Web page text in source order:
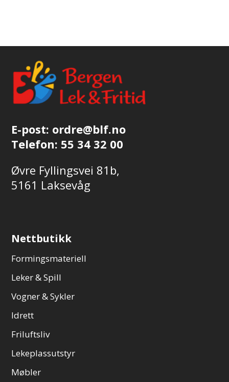
E-post: ordre@blf.no
Telefon: 55 34 32 00
Øvre Fyllingsvei 81b,
5161 Laksevåg
Nettbutikk
Formingsmateriell
Leker & Spill
Vogner & Sykler
Idrett
Friluftsliv
Lekeplassutstyr
Møbler